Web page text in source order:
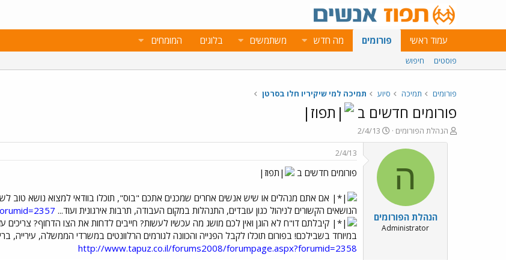
עמוד ראשי פורומים מה חדש משתמשים בלוגים המומחים
פוסטים חיפוש
פורומים תמיכה סיוע תמיכה למי שיקיריו חלו בסרטן
פורומים חדשים ב
פ
ו
הנהלת הפורומים
פ
ו
ס
ם
ב
ת
ר
2/4/13
ה
הנהלת הפורומים
Administrator
2/4/13
פורומים חדשים ב
אם אתם מנהלים או שיש אנשים אחרים שמכנים אתכם "בוס", תוכלו בוודאי למצוא נושא טוב
הנושאים הקשורים לניהול כגון עובדים, התנהלות במקום העבודה, תרבות אירגונית ועוד...
קיבלתם דו"ח לא הוגן ואין לכם מושג מה עכשיו לעשות? חייבים לדחות את הצו הדחוף? צריכים
במיוחד בשבילכם! בפורום תוכלו לקבל הפנייה והכוונה לגורמים הרלוונטים במשרדי הממשלה, עירייה,
http://www.tapuz.co.il/forums2008/forumpage.aspx?forumid=2358